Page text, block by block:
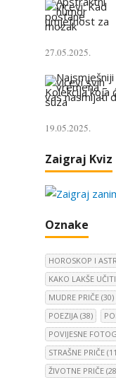
27.05.2025.
19.05.2025.
Zaigraj Kviz
Oznake
HOROSKOP I
KAKO LAKŠE UČITI
MUDRE PRIČE (30)
POEZIJA (38)
POVIJESNE
STRAŠNE PRIČE
ŽIVOTNE PRIČE